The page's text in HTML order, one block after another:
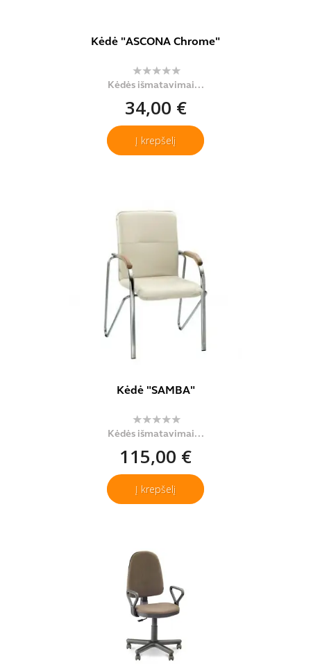
Kėdė "ASCONA Chrome"
Kėdės išmatavimai...
34,00 €
Į krepšelį
Kėdė "SAMBA"
Kėdės išmatavimai...
115,00 €
Į krepšelį